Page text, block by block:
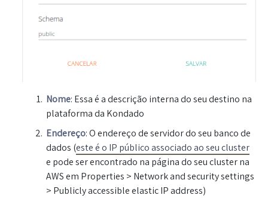
Nome: Essa é a descrição interna do seu destino na
plataforma da Kondado
Endereço: O endereço de servidor do seu banco de
dados (este é o IP público associado ao seu cluster
e pode ser encontrado na página do seu cluster na
AWS em Properties > Network and security settings
> Publicly accessible elastic IP address)